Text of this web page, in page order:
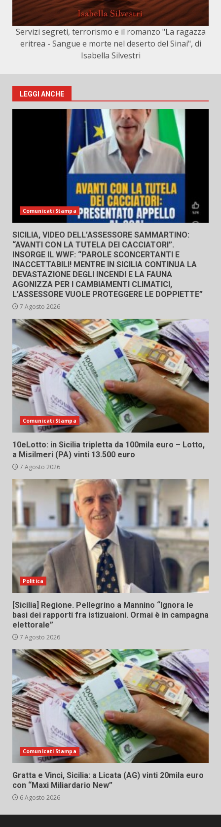
Servizi segreti, terrorismo e il romanzo "La ragazza
eritrea - Sangue e morte nel deserto del Sinai", di
Isabella Silvestri
LEGGI ANCHE
Comunicati Stampa
SICILIA, VIDEO DELL’ASSESSORE SAMMARTINO:
“AVANTI CON LA TUTELA DEI CACCIATORI”.
INSORGE IL WWF: “PAROLE SCONCERTANTI E
INACCETTABILI! MENTRE IN SICILIA CONTINUA LA
DEVASTAZIONE DEGLI INCENDI E LA FAUNA
AGONIZZA PER I CAMBIAMENTI CLIMATICI,
L’ASSESSORE VUOLE PROTEGGERE LE DOPPIETTE”
7 Agosto 2026
Comunicati Stampa
10eLotto: in Sicilia tripletta da 100mila euro – Lotto,
a Misilmeri (PA) vinti 13.500 euro
7 Agosto 2026
Politica
[Sicilia] Regione. Pellegrino a Mannino “Ignora le
basi dei rapporti fra istizuaioni. Ormai è in campagna
elettorale”
7 Agosto 2026
Comunicati Stampa
Gratta e Vinci, Sicilia: a Licata (AG) vinti 20mila euro
con “Maxi Miliardario New”
6 Agosto 2026